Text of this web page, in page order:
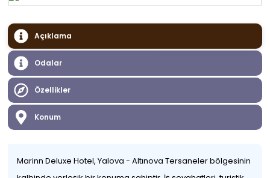
Açıklama
Odalar
Özellikler
Konum
Marinn Deluxe Hotel, Yalova - Altınova Tersaneler bölgesinin